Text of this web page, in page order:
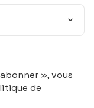
», vous
de